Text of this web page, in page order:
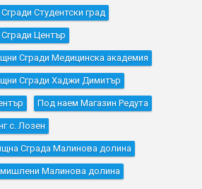
Студентски град
Център
Сгради Медицинска академия
Сгради Хаджи Димитър
Под наем Магазин Редута
с. Лозен
Сграда Малинова долина
Малинова долина